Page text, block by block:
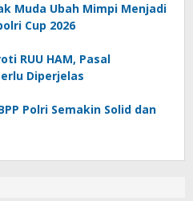
Muda Ubah Mimpi Menjadi
Cup 2026
RUU HAM, Pasal
Diperjelas
Polri Semakin Solid dan